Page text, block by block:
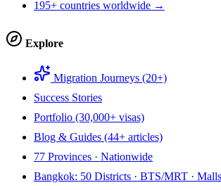
195+ countries worldwide →
Explore
Migration Journeys (20+)
Success Stories
Portfolio (30,000+ visas)
Blog & Guides (44+ articles)
77 Provinces · Nationwide
Bangkok: 50 Districts · BTS/MRT · Malls